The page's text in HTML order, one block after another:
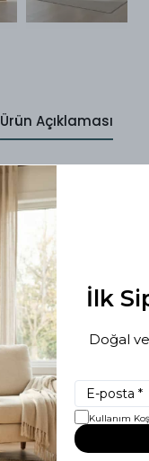
Ürün Açıklaması
Tasarım
doğal ahşap
karşılar.
mevsim koşullarına
kalite çam ahşap
İlk
Doğal
Kullanım